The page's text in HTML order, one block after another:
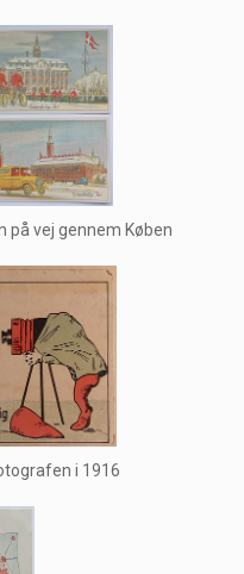
på vej gennem Køben
i 1916